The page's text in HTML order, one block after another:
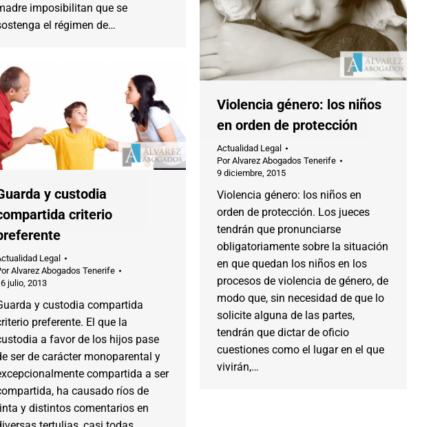
imposibilitan que se
el régimen de…
Violencia género: los niños
en orden de protección
Actualidad Legal
PorAlvarez Abogados Tenerife
9 diciembre, 2015
Violencia género: los niños en
orden de protección. Los jueces
tendrán que pronunciarse
obligatoriamente sobre la situación
en que quedan los niños en los
procesos de violencia de género, de
modo que, sin necesidad de que lo
solicite alguna de las partes,
tendrán que dictar de oficio
cuestiones como el lugar en el que
vivirán,…
y custodia
criterio
Legal
Alvarez Abogados Tenerife
julio, 2013
y custodia compartida
preferente. El que la
a favor de los hijos pase
ser de carácter monoparental y
compartida a ser
ha causado ríos de
y distintos comentarios en